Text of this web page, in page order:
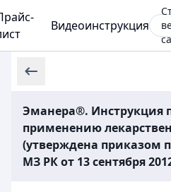
Видеоинструкция
Эманера®. Инструкция
применению
(утверждена приказом
МЗ РК от 13 сентября